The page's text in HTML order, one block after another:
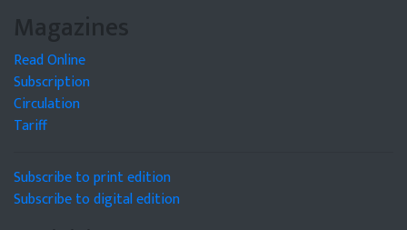
Magazines
Read Online
Subscription
Circulation
Tariff
Subscribe to print edition
Subscribe to digital edition